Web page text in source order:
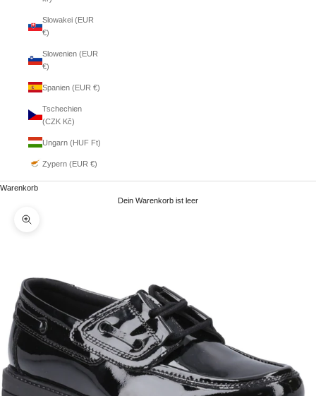
Slowakei (EUR
€)
Slowenien (EUR
€)
Spanien (EUR €)
Tschechien
(CZK Kč)
Ungarn (HUF Ft)
Zypern (EUR €)
Warenkorb
Dein Warenkorb ist leer
Bild vergrößern